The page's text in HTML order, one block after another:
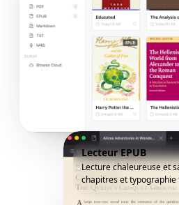
Lecteur EPUB
Lecture chaleureuse et
chapitres et typographie